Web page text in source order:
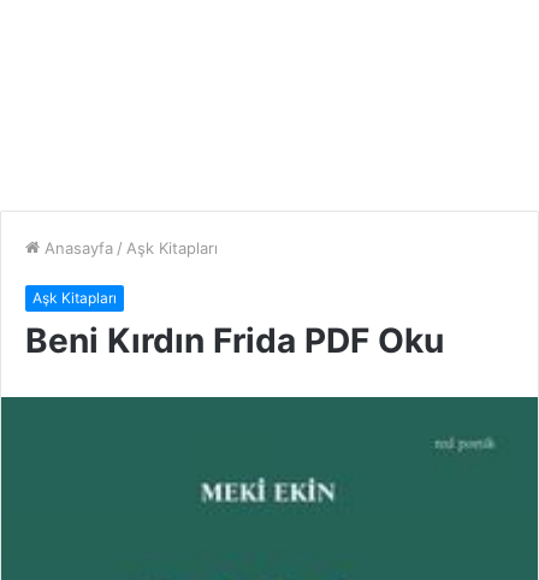
Anasayfa / Aşk Kitapları
Aşk Kitapları
Beni Kırdın Frida PDF Oku